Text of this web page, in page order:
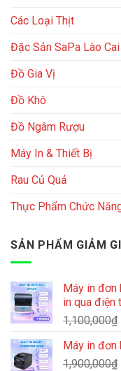
Các Loại Thịt
Đặc Sản SaPa Lào Cai
Đồ Gia Vị
Đồ Khô
Đồ Ngâm Rượu
Máy In & Thiết Bị
Rau Củ Quả
Thực Phẩm Chức
SẢN PHẨM GIẢM
Máy in đơn
in qua điện
1,100,000₫
Máy in đơn
1,900,000₫